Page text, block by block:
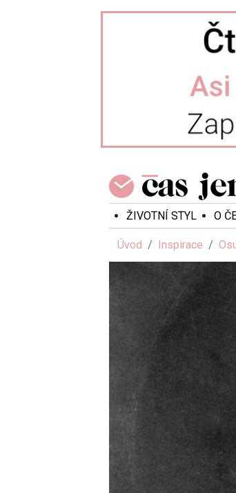
ŽIVOTNÍ STYL O
Úvod Inspirace